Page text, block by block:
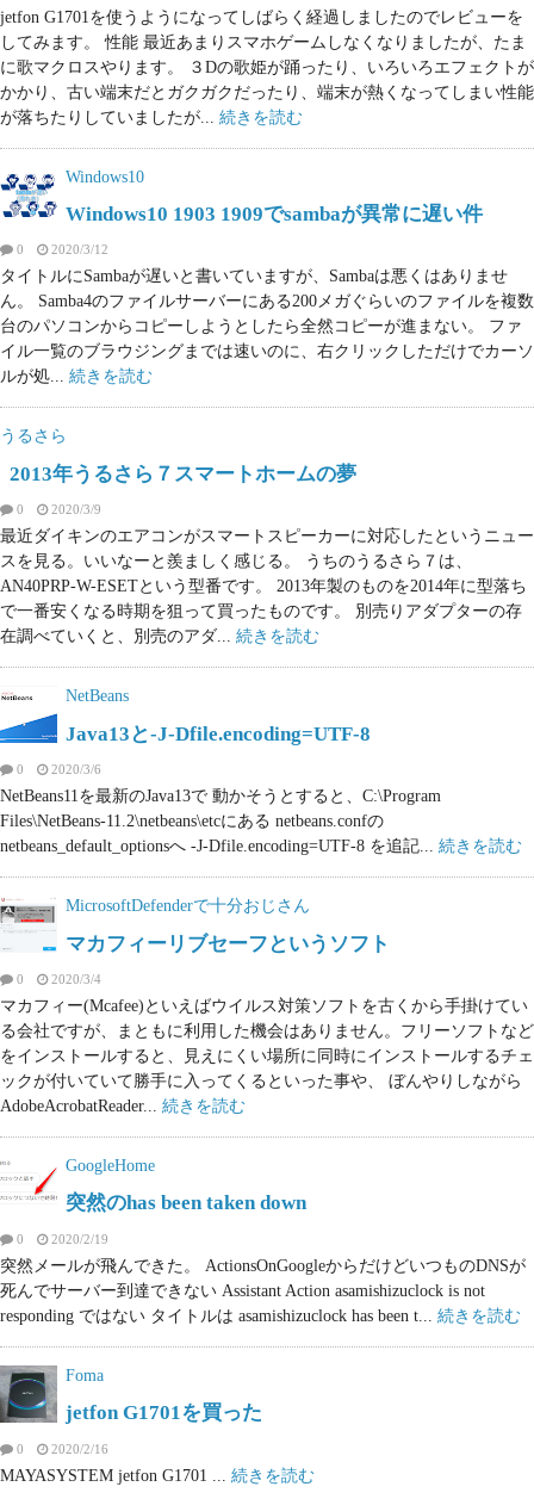
jetfon G1701を使うようになってしばらく経過しましたのでレビューを
してみます。 性能 最近あまりスマホゲームしなくなりましたが、たま
に歌マクロスやります。 ３Dの歌姫が踊ったり、いろいろエフェクトが
かかり、古い端末だとガクガクだったり、端末が熱くなってしまい性能
が落ちたりしていましたが... 続きを読む
Windows10
Windows10 1903 1909でsambaが異常に遅い件
0 2020/3/12
タイトルにSambaが遅いと書いていますが、Sambaは悪くはありませ
ん。 Samba4のファイルサーバーにある200メガぐらいのファイルを複数
台のパソコンからコピーしようとしたら全然コピーが進まない。 ファ
イル一覧のブラウジングまでは速いのに、右クリックしただけでカーソ
ルが処... 続きを読む
うるさら
2013年うるさら７スマートホームの夢
0 2020/3/9
最近ダイキンのエアコンがスマートスピーカーに対応したというニュー
スを見る。いいなーと羨ましく感じる。 うちのうるさら７は、
AN40PRP-W-ESETという型番です。 2013年製のものを2014年に型落ち
で一番安くなる時期を狙って買ったものです。 別売りアダプターの存
在調べていくと、別売のアダ... 続きを読む
NetBeans
Java13と-J-Dfile.encoding=UTF-8
0 2020/3/6
NetBeans11を最新のJava13で 動かそうとすると、C:\Program
Files\NetBeans-11.2\netbeans\etcにある netbeans.confの
netbeans_default_optionsへ -J-Dfile.encoding=UTF-8 を追記... 続きを読む
MicrosoftDefenderで十分おじさん
マカフィーリブセーフというソフト
0 2020/3/4
マカフィー(Mcafee)といえばウイルス対策ソフトを古くから手掛けてい
る会社ですが、まともに利用した機会はありません。フリーソフトなど
をインストールすると、見えにくい場所に同時にインストールするチェ
ックが付いていて勝手に入ってくるといった事や、 ぼんやりしながら
AdobeAcrobatReader... 続きを読む
GoogleHome
突然のhas been taken down
0 2020/2/19
突然メールが飛んできた。 ActionsOnGoogleからだけどいつものDNSが
死んでサーバー到達できない Assistant Action asamishizuclock is not
responding ではない タイトルは asamishizuclock has been t... 続きを読む
Foma
jetfon G1701を買った
0 2020/2/16
MAYASYSTEM jetfon G1701 ... 続きを読む